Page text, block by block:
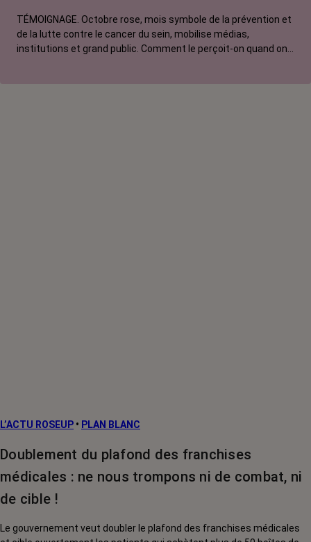
TÉMOIGNAGE. Octobre rose, mois symbole de la prévention et
de la lutte contre le cancer du sein, mobilise médias,
institutions et grand public. Comment le perçoit-on quand on
L’ACTU ROSEUP • PLAN BLANC
Doublement du plafond des franchises
médicales : ne nous trompons ni de combat, ni
de cible !
Le gouvernement veut doubler le plafond des franchises médicales